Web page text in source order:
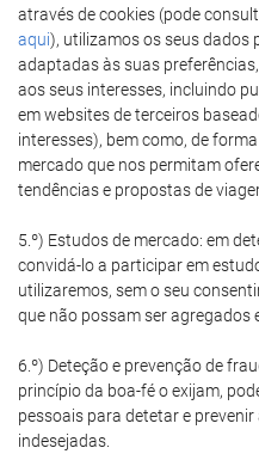
através de cookies (pode
aqui), utilizamos os seus dados
adaptadas às suas
aos seus interesses, incluindo
em websites de terceiros
interesses), bem como, de
mercado que nos permitam
tendências e propostas de
5.º) Estudos de mercado: em
convidá-lo a participar em
utilizaremos, sem o seu
que não possam ser agregados
6.º) Deteção e prevenção de
princípio da boa-fé o exijam,
pessoais para detetar e
indesejadas.